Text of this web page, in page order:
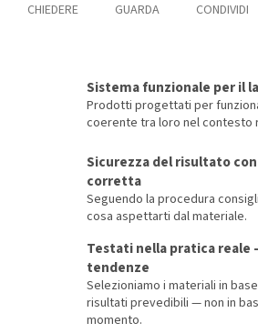
CHIEDERE GUARDA CONDIVIDI
Sistema funzionale per il
Prodotti progettati per
coerente tra loro nel contesto
Sicurezza del risultato
corretta
Seguendo la procedura
cosa aspettarti dal materiale.
Testati nella pratica reale
tendenze
Selezioniamo i materiali in
risultati prevedibili — non in
momento.